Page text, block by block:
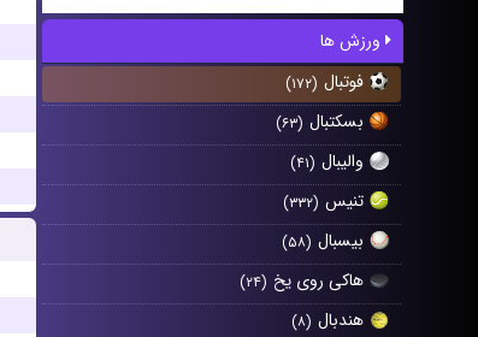
ورزش ها
فوتبال (۱۷۲)
بسکتبال (۶۳)
والیبال (۴۱)
تنیس (۳۳۲)
بیسبال (۵۸)
هاکی روی یخ (۲۴)
هندبال (۸)